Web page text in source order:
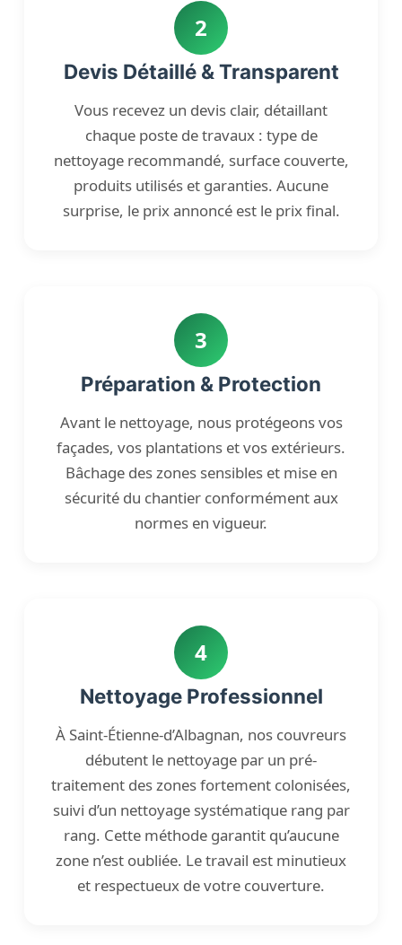
2
Devis Détaillé & Transparent
Vous recevez un devis clair, détaillant
chaque poste de travaux : type de
nettoyage recommandé, surface couverte,
produits utilisés et garanties. Aucune
surprise, le prix annoncé est le prix final.
3
Préparation & Protection
Avant le nettoyage, nous protégeons vos
façades, vos plantations et vos extérieurs.
Bâchage des zones sensibles et mise en
sécurité du chantier conformément aux
normes en vigueur.
4
Nettoyage Professionnel
À Saint-Étienne-d’Albagnan, nos couvreurs
débutent le nettoyage par un pré-
traitement des zones fortement colonisées,
suivi d’un nettoyage systématique rang par
rang. Cette méthode garantit qu’aucune
zone n’est oubliée. Le travail est minutieux
et respectueux de votre couverture.